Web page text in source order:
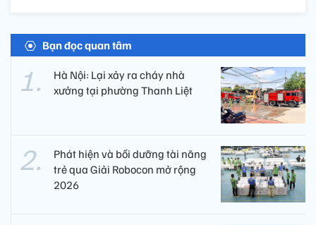
Bạn đọc quan tâm
Hà Nội: Lại xảy ra cháy nhà
xưởng tại phường Thanh Liệt
Phát hiện và bồi dưỡng tài năng
trẻ qua Giải Robocon mở rộng
2026